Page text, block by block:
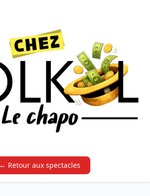
← Retour aux spectacles